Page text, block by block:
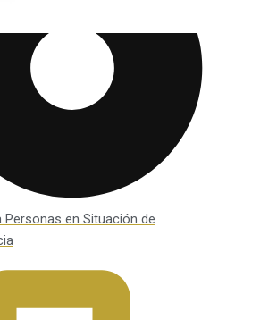
Personas en Situación de